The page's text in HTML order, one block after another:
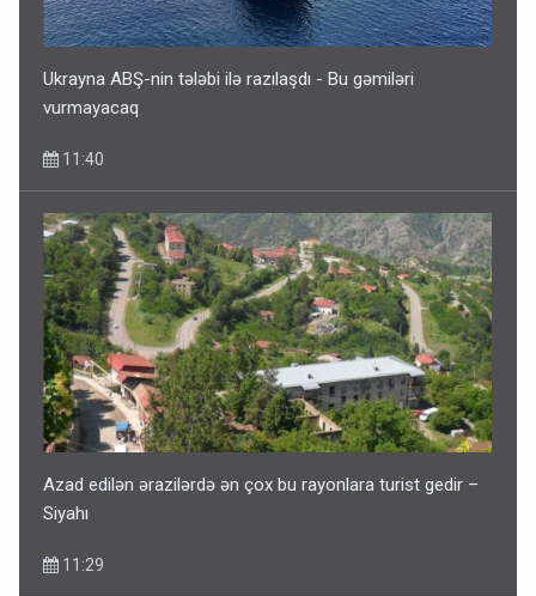
Ukrayna ABŞ-nin tələbi ilə razılaşdı - Bu gəmiləri
vurmayacaq
11:40
Azad edilən ərazilərdə ən çox bu rayonlara turist gedir –
Siyahı
11:29